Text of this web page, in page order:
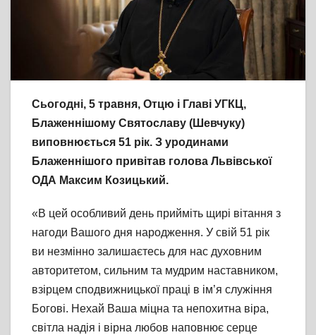
Сьогодні, 5 травня, Отцю і Главі УГКЦ,
Блаженнішому Святославу (Шевчуку)
виповнюється 51 рік. З уродинами
Блаженнішого привітав голова Львівської
ОДА Максим Козицький.
«В цей особливий день прийміть щирі вітання з
нагоди Вашого дня народження. У свій 51 рік
ви незмінно залишаєтесь для нас духовним
авторитетом, сильним та мудрим наставником,
взірцем сподвижницької праці в ім’я служіння
Богові. Нехай Ваша міцна та непохитна віра,
світла надія і вірна любов наповнює серце